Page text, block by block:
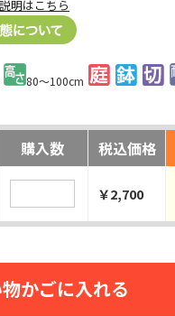
明はこちら
80～100cm
購入数 税込価格
￥2,700
かごに入れる